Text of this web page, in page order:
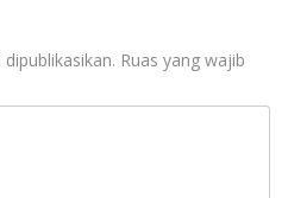
Ruas yang wajib